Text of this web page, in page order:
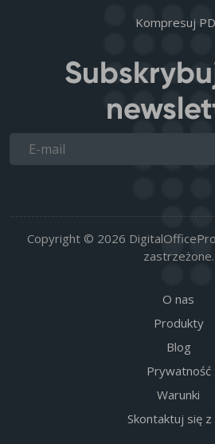
Kompresuj
Copyright © 2026
zastrzeżone.
O nas
Produkty
Blog
Prywatność
Warunki
Skontaktuj się z